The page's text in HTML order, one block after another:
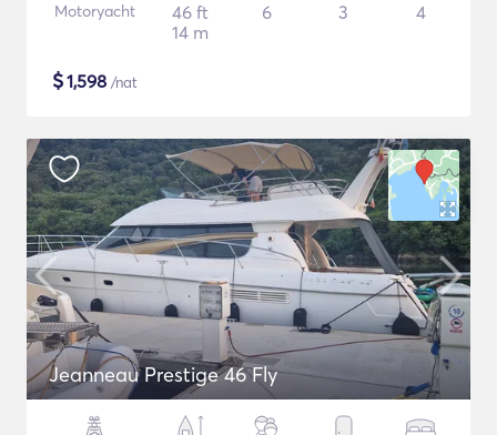
Motoryacht
46 ft
14 m
6 3 4
$1,598 /nat
Jeanneau Prestige 46 Fly